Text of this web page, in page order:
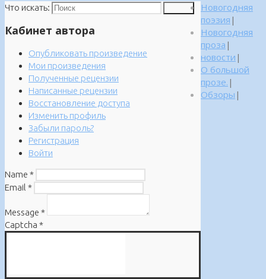
Что искать:
Кабинет автора
Опубликовать произведение
Мои произведения
Полученные рецензии
Написанные рецензии
Восстановление доступа
Изменить профиль
Забыли пароль?
Регистрация
Войти
Name *
Email *
Message *
Captcha *
Новогодняя
поэзия |
Новогодняя
проза |
новости |
О большой
прозе. |
Обзоры |